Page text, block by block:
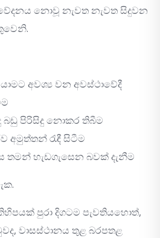
නොවූ නැවත නැවත සිදුවන
අවශ්‍ය වන අවස්ථාවේදී
බඩු පිරිසිදු නොකර තිබීම
අමුත්තන් රැඳී සිටීම
තමන් හැඩගැසෙන බවක් දැනීම
පුරා දිගටම පැවතියහොත්,
වාසස්ථානය තුළ බරපතළ